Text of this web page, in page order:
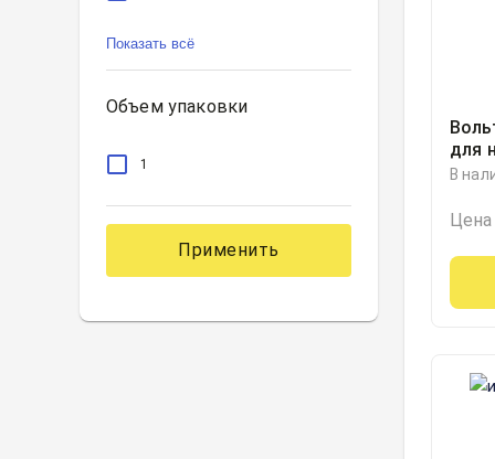
2% 150г
Показать всё
Объем упаковки
1
Применить
для
туба
В
Цена